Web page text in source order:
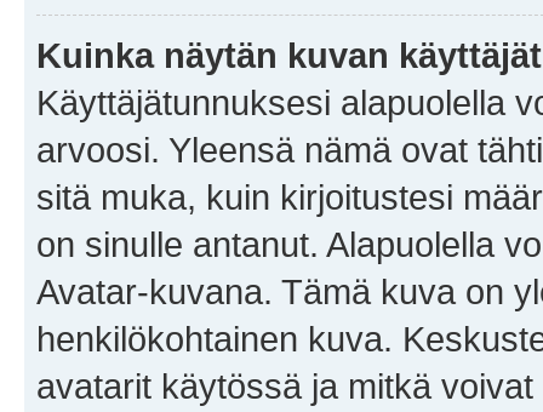
Kuinka näytän kuvan
Käyttäjätunnuksesi alapuolella
arvoosi. Yleensä nämä ovat
sitä muka, kuin kirjoitustesi
on sinulle antanut. Alapuolella
Avatar-kuvana. Tämä kuva on
henkilökohtainen kuva.
avatarit käytössä ja mitkä